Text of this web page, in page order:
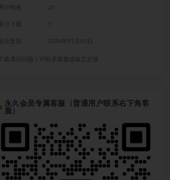
累计销量 25
累计下载 7
最近更新 2024年01月01日
下载遇到问题？可联系客服或留言反馈
永久会员专属客服（普通用户联系右下角客
服）